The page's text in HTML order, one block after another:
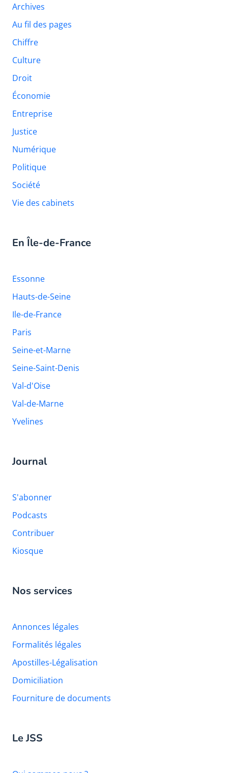
Archives
Au fil des pages
Chiffre
Culture
Droit
Économie
Entreprise
Justice
Numérique
Politique
Société
Vie des cabinets
En Île-de-France
Essonne
Hauts-de-Seine
Ile-de-France
Paris
Seine-et-Marne
Seine-Saint-Denis
Val-d'Oise
Val-de-Marne
Yvelines
Journal
S'abonner
Podcasts
Contribuer
Kiosque
Nos services
Annonces légales
Formalités légales
Apostilles-Légalisation
Domiciliation
Fourniture de documents
Le JSS